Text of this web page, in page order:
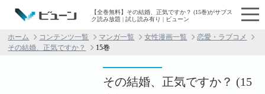
【全巻無料】その結婚、正気ですか？ (15巻)がサブス
ク読み放題 | 試し読み有り | ビューン
ホーム コンテンツ一覧 マンガ一覧 女性漫画一覧
恋愛・ラブコメ
その結婚、正気ですか？
15巻
その結婚、正気ですか？ (15